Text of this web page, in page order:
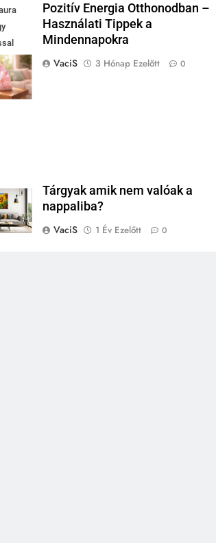
a
béke
Pozitív Energia Otthonodban –
Használati Tippek a
Mindennapokra
VaciS
3 Hónap Ezelőtt 0
Tárgyak amik nem valóak a
nappaliba?
VaciS
1 Év Ezelőtt 0